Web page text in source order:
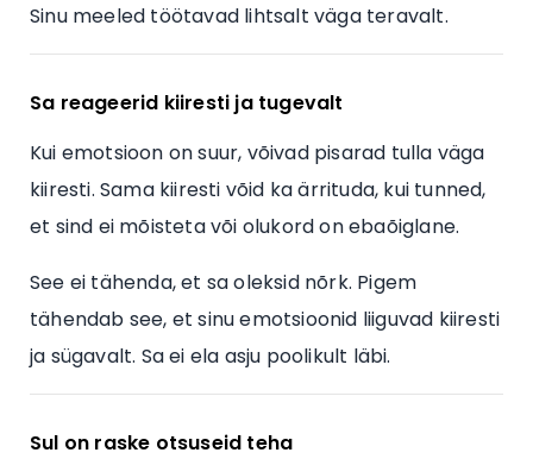
Sinu meeled töötavad lihtsalt väga teravalt.
Sa reageerid kiiresti ja tugevalt
Kui emotsioon on suur, võivad pisarad tulla väga
kiiresti. Sama kiiresti võid ka ärrituda, kui tunned,
et sind ei mõisteta või olukord on ebaõiglane.
See ei tähenda, et sa oleksid nõrk. Pigem
tähendab see, et sinu emotsioonid liiguvad kiiresti
ja sügavalt. Sa ei ela asju poolikult läbi.
Sul on raske otsuseid teha